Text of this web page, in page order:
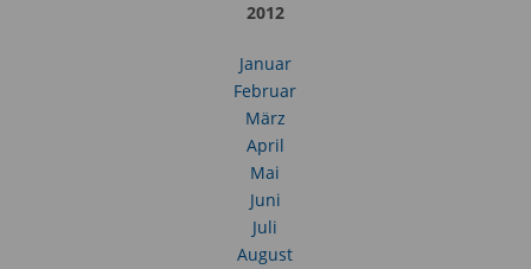
2012
Januar
Februar
März
April
Mai
Juni
Juli
August